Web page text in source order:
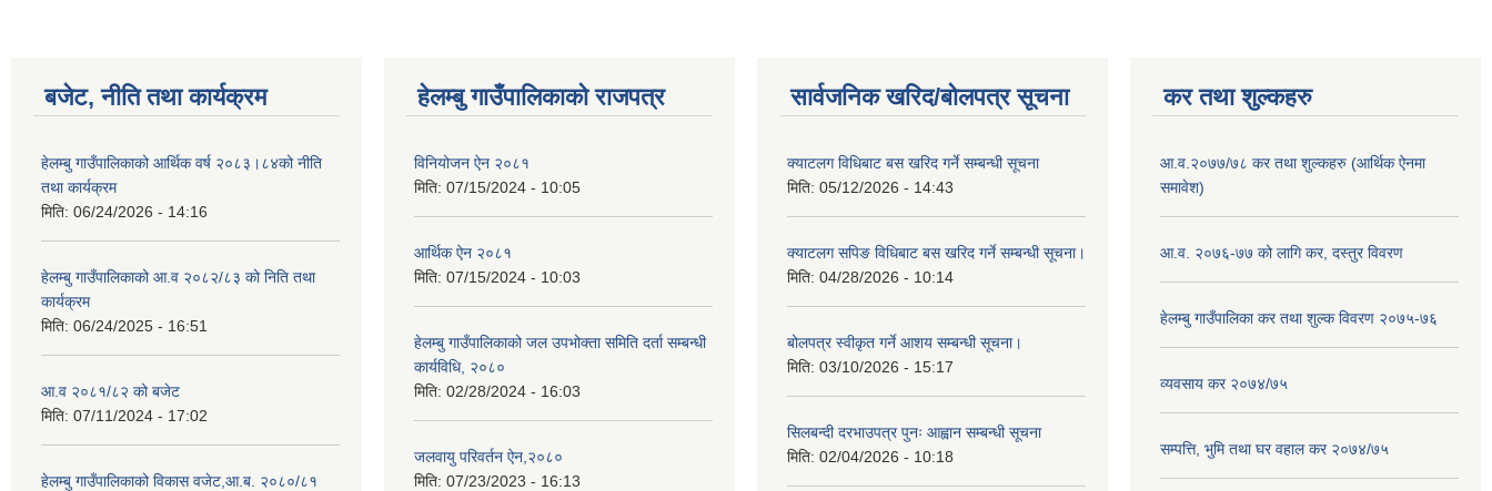
बजेट, नीति तथा कार्यक्रम
हेलम्बु गाउँपालिकाको आर्थिक वर्ष २०८३।८४को नीति
तथा कार्यक्रम
मिति: 06/24/2026 - 14:16
हेलम्बु गाउँपालिकाको आ.व २०८२/८३ को निति तथा
कार्यक्रम
मिति: 06/24/2025 - 16:51
आ.व २०८१/८२ को बजेट
मिति: 07/11/2024 - 17:02
हेलम्बु गाउँपालिकाको विकास वजेट,आ.ब. २०८०/८१
हेलम्बु गाउँपालिकाको राजपत्र
विनियोजन ऐन २०८१
मिति: 07/15/2024 - 10:05
आर्थिक ऐन २०८१
मिति: 07/15/2024 - 10:03
हेलम्बु गाउँपालिकाको जल उपभोक्ता समिति दर्ता सम्बन्धी
कार्यविधि, २०८०
मिति: 02/28/2024 - 16:03
जलवायु परिवर्तन ऐन,२०८०
मिति: 07/23/2023 - 16:13
सार्वजनिक खरिद/बोलपत्र सूचना
क्याटलग विधिबाट बस खरिद गर्ने सम्बन्धी सूचना
मिति: 05/12/2026 - 14:43
क्याटलग सपिङ विधिबाट बस खरिद गर्ने सम्बन्धी सूचना।
मिति: 04/28/2026 - 10:14
बोलपत्र स्वीकृत गर्ने आशय सम्बन्धी सूचना।
मिति: 03/10/2026 - 15:17
सिलबन्दी दरभाउपत्र पुनः आह्वान सम्बन्धी सूचना
मिति: 02/04/2026 - 10:18
कर तथा शुल्कहरु
आ.व.२०७७/७८ कर तथा शुल्कहरु (आर्थिक ऐनमा
समावेश)
आ.व. २०७६-७७ को लागि कर, दस्तुर विवरण
हेलम्बु गाउँपालिका कर तथा शुल्क विवरण २०७५-७६
व्यवसाय कर २०७४/७५
सम्पत्ति, भुमि तथा घर वहाल कर २०७४/७५